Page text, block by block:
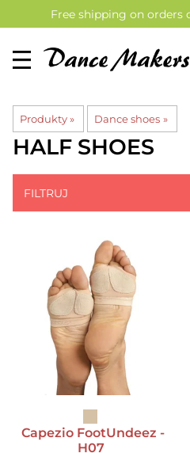
Free shipping on orders
Produkty‪» Dance shoes ‪»
HALF SHOES
FILTRUJ
Capezio FootUndeez -
H07